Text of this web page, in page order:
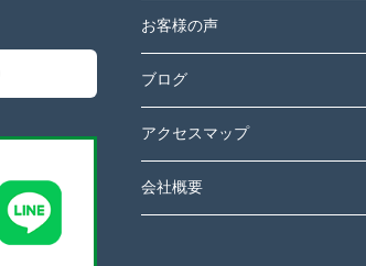
お客様の声
ブログ
アクセスマップ
会社概要